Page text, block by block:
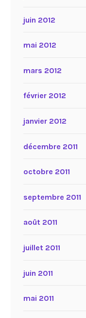
juin 2012
mai 2012
mars 2012
février 2012
janvier 2012
décembre 2011
octobre 2011
septembre 2011
août 2011
juillet 2011
juin 2011
mai 2011